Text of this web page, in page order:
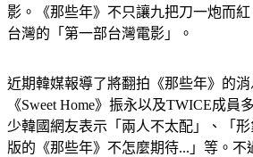
影。《那些年》不只讓九把刀一炮而
台灣的「第一部台灣電影」。
近期韓媒報導了將翻拍《那些年》的
《Sweet Home》振永以及TWICE成員
少韓國網友表示「兩人不太配」、「
版的《那些年》不怎麼期待...」等。不